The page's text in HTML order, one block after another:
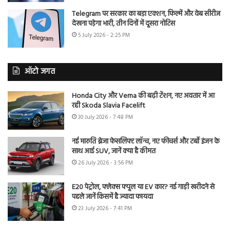
Telegram पर सरकार का बड़ा एक्शन, फिल्में और वेब सीरीज
देखना पड़ेगा भारी, तीन दिनों में दूसरा नोटिस
5 July 2026 - 2:25 PM
ऑटो जगत
Honda City और Verna की बढ़ी टेंशन, नए अवतार में आ
रही Skoda Slavia Facelift
30 July 2026 - 7:48 PM
नई मारुति ब्रेजा फेसलिफ्ट लॉन्च, नए फीचर्स और टर्बो इंजन के
साथ आई SUV, जानें क्या है कीमत
26 July 2026 - 3:56 PM
E20 पेट्रोल, फ्लेक्स फ्यूल या EV कार? नई गाड़ी खरीदने से
पहले जानें किसमें है ज्यादा फायदा
23 July 2026 - 7:41 PM